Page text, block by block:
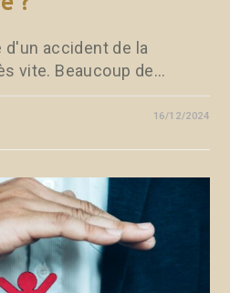
d'un accident de la
vite. Beaucoup de…
16/12/2024